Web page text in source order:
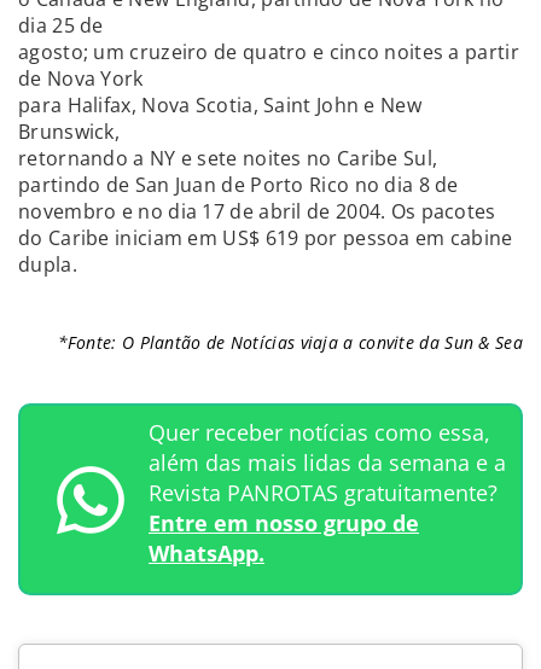
dia 25 de
agosto; um cruzeiro de quatro e cinco noites a partir
de Nova York
para Halifax, Nova Scotia, Saint John e New
Brunswick,
retornando a NY e sete noites no Caribe Sul,
partindo de San Juan de Porto Rico no dia 8 de
novembro e no dia 17 de abril de 2004. Os pacotes
do Caribe iniciam em US$ 619 por pessoa em cabine
dupla.
*Fonte: O Plantão de Notícias viaja a convite da Sun & Sea
Quer receber notícias como essa,
além das mais lidas da semana e a
Revista PANROTAS gratuitamente?
Entre em nosso grupo de
WhatsApp.